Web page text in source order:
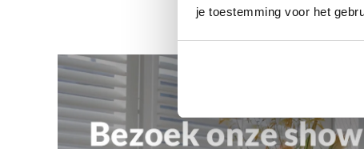
je toestemming voor het